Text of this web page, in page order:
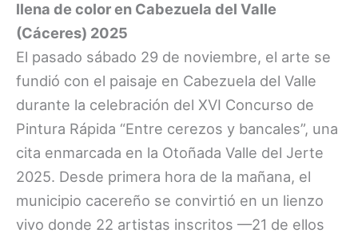
llena de color en Cabezuela del Valle
(Cáceres) 2025
El pasado sábado 29 de noviembre, el arte se
fundió con el paisaje en Cabezuela del Valle
durante la celebración del XVI Concurso de
Pintura Rápida “Entre cerezos y bancales”, una
cita enmarcada en la Otoñada Valle del Jerte
2025. Desde primera hora de la mañana, el
municipio cacereño se convirtió en un lienzo
vivo donde 22 artistas inscritos —21 de ellos